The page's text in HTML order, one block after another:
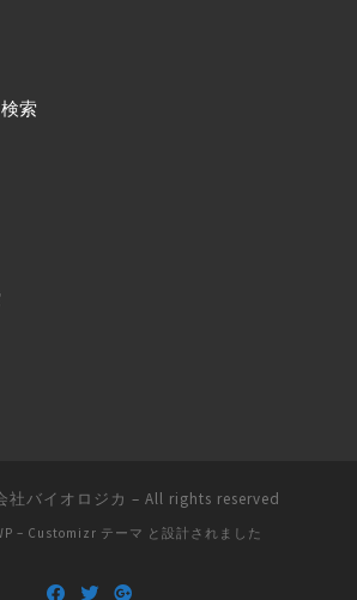
索
社バイオロジカ – All rights reserved
– Customizr テーマ と設計されました